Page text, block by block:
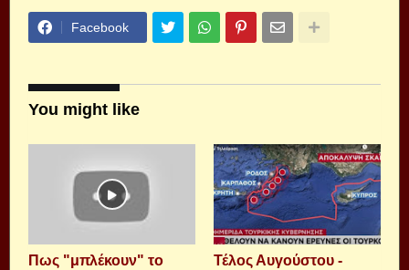
Facebook
You might like
Πως "μπλέκουν" το
Τέλος Αυγούστου -